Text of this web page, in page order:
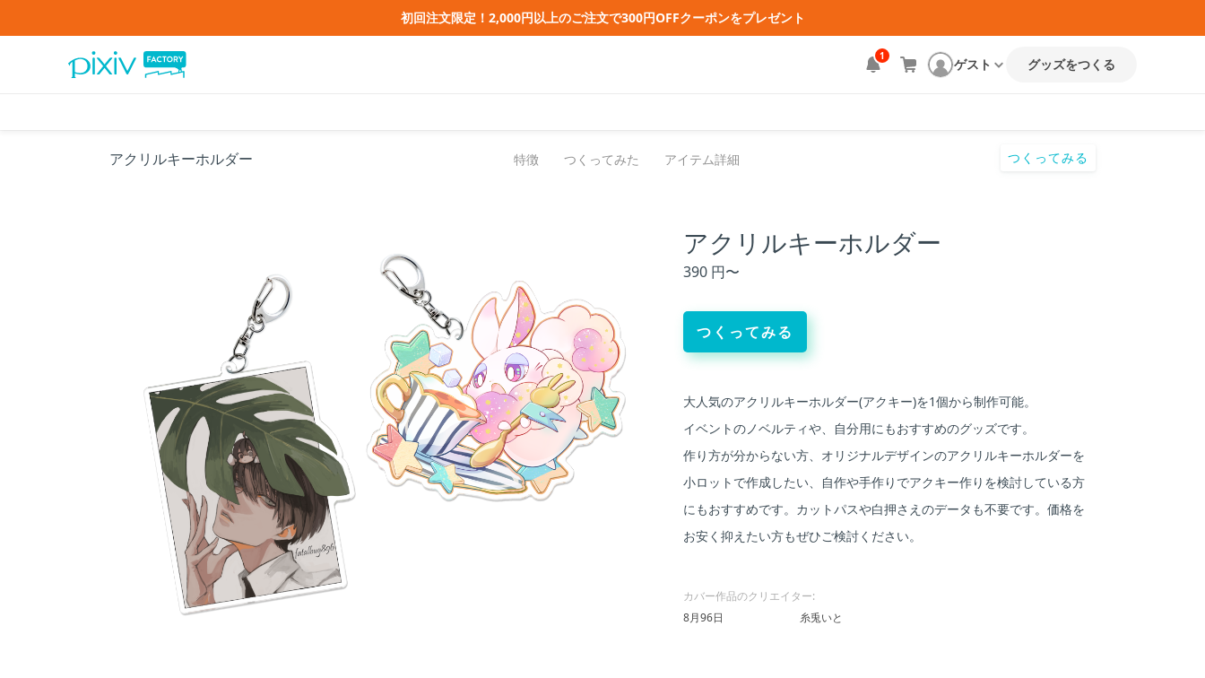
初回注文限定！2,000円以上のご注文で300円OFFクーポンをプレゼント
1 ゲスト グッズをつくる
アクリルキーホルダー 特徴 つくってみた アイテム詳細 つくってみる
アクリルキーホルダー
大人気のアクリルキーホルダー(アクキー)を1個から制作可能。
イベントのノベルティや、自分用にもおすすめのグッズです。
作り方が分からない方、オリジナルデザインのアクリルキーホルダーを
小ロットで作成したい、自作や手作りでアクキー作りを検討している方
にもおすすめです。カットパスや白押さえのデータも不要です。価格を
お安く抑えたい方もぜひご検討ください。
390 円〜
つくってみる
カバー作品のクリエイター:
8月96日
糸兎いと